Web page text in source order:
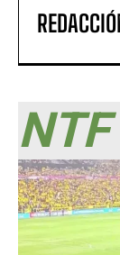
NTF